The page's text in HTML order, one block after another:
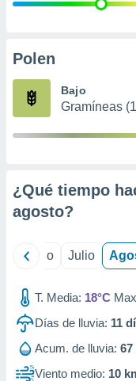
e
publicidad
Polen
Bajo
Gramíneas
¿Qué tiempo
agosto?
Junio Julio
T. Media: 18°C
Días de lluvia: 11
Acum. de lluvia: 67
Viento medio: 10